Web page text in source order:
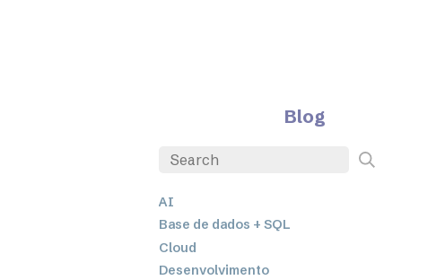
Blog
AI
Base de dados + SQL
Cloud
Desenvolvimento